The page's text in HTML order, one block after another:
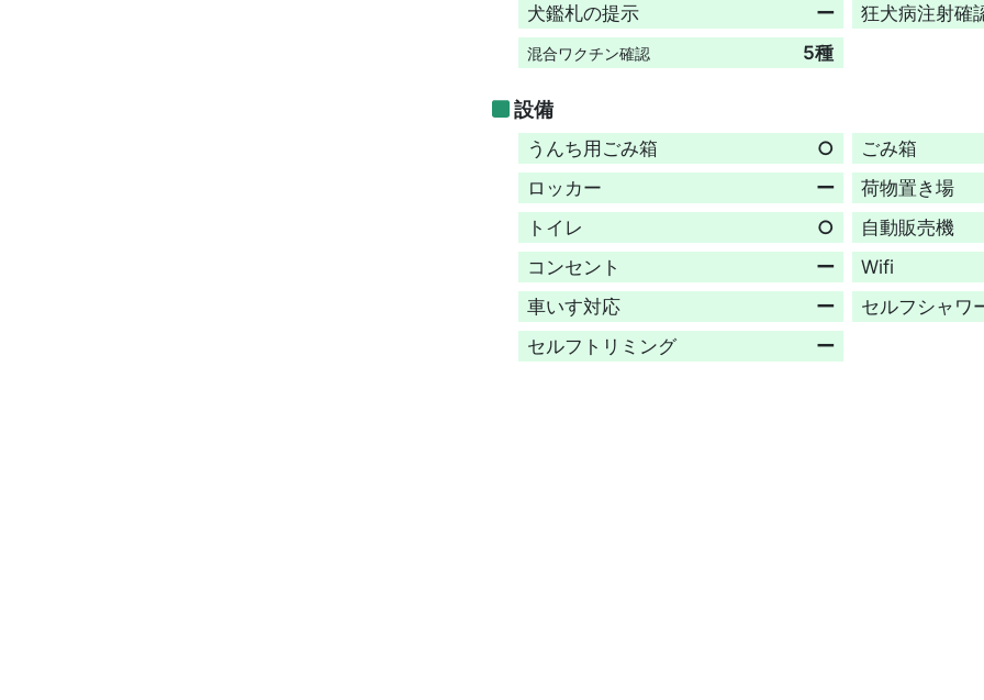
犬鑑札の提示
ー 狂犬病注射確
混合ワクチン確認 5種
設備
うんち用ごみ箱 ○
ごみ箱
ロッカー
ー
荷物置き場
トイレ
○
自動販売機
コンセント
ー
Wifi
車いす対応
ー
セルフシャワ
セルフトリミング
ー